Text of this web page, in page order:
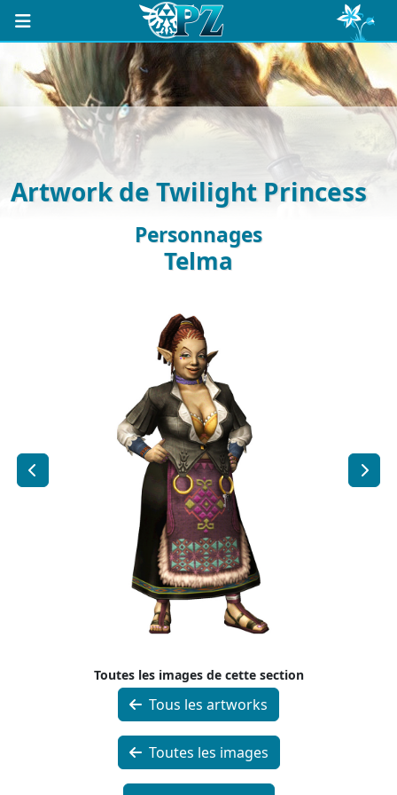
Artwork de Twilight Princess
Personnages
Telma
Toutes les images de cette section
Tous les artworks
Toutes les images